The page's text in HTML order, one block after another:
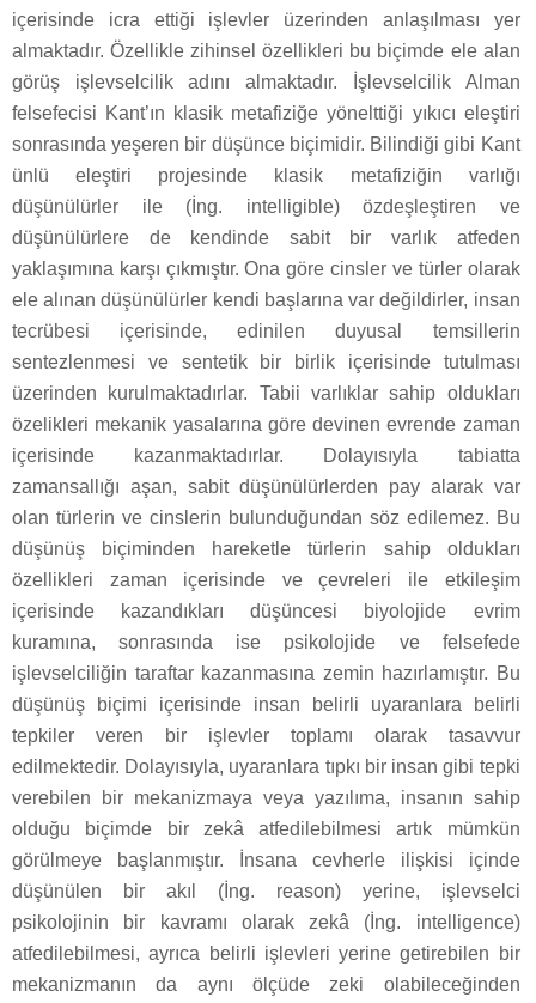
içerisinde icra ettiği işlevler üzerinden anlaşılması yer
almaktadır. Özellikle zihinsel özellikleri bu biçimde ele alan
görüş işlevselcilik adını almaktadır. İşlevselcilik Alman
felsefecisi Kant’ın klasik metafiziğe yönelttiği yıkıcı eleştiri
sonrasında yeşeren bir düşünce biçimidir. Bilindiği gibi Kant
ünlü eleştiri projesinde klasik metafiziğin varlığı
düşünülürler ile (İng. intelligible) özdeşleştiren ve
düşünülürlere de kendinde sabit bir varlık atfeden
yaklaşımına karşı çıkmıştır. Ona göre cinsler ve türler olarak
ele alınan düşünülürler kendi başlarına var değildirler, insan
tecrübesi içerisinde, edinilen duyusal temsillerin
sentezlenmesi ve sentetik bir birlik içerisinde tutulması
üzerinden kurulmaktadırlar. Tabii varlıklar sahip oldukları
özelikleri mekanik yasalarına göre devinen evrende zaman
içerisinde kazanmaktadırlar. Dolayısıyla tabiatta
zamansallığı aşan, sabit düşünülürlerden pay alarak var
olan türlerin ve cinslerin bulunduğundan söz edilemez. Bu
düşünüş biçiminden hareketle türlerin sahip oldukları
özellikleri zaman içerisinde ve çevreleri ile etkileşim
içerisinde kazandıkları düşüncesi biyolojide evrim
kuramına, sonrasında ise psikolojide ve felsefede
işlevselciliğin taraftar kazanmasına zemin hazırlamıştır. Bu
düşünüş biçimi içerisinde insan belirli uyaranlara belirli
tepkiler veren bir işlevler toplamı olarak tasavvur
edilmektedir. Dolayısıyla, uyaranlara tıpkı bir insan gibi tepki
verebilen bir mekanizmaya veya yazılıma, insanın sahip
olduğu biçimde bir zekâ atfedilebilmesi artık mümkün
görülmeye başlanmıştır. İnsana cevherle ilişkisi içinde
düşünülen bir akıl (İng. reason) yerine, işlevselci
psikolojinin bir kavramı olarak zekâ (İng. intelligence)
atfedilebilmesi, ayrıca belirli işlevleri yerine getirebilen bir
mekanizmanın da aynı ölçüde zeki olabileceğinden